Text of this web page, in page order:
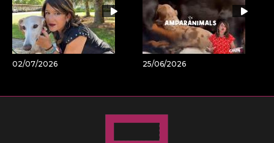
02/07/2026 25/06/2026